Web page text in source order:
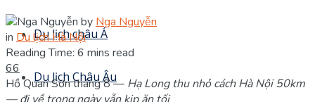
Du lịch châu Á
Du lịch Châu Âu
by Nga Nguyễn
in Du lịch Hà Nội
Reading Time: 6 mins read
66
Hồ Quan Sơn tháng 8 — Hạ Long thu nhỏ cách Hà Nội 50km